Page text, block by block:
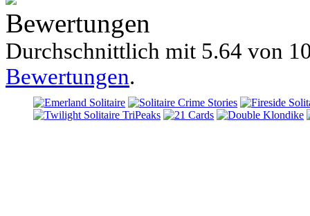
Bewertungen
Durchschnittlich mit 5.64 von
Bewertungen.